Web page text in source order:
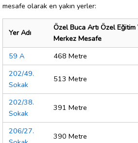
mesafe olarak en yakın yerler:
Yer Adı
Özel Buca Artı Özel
Merkez Mesafe
59 A
468 Metre
202/49.
Sokak
513 Metre
202/38.
Sokak
391 Metre
206/27.
390 Metre